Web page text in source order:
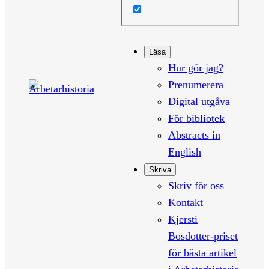
Läsa
Hur gör jag?
Prenumerera
Digital utgåva
För bibliotek
Abstracts in
English
Skriva
Skriv för oss
Kontakt
Kjersti
Bosdotter-priset
för bästa artikel